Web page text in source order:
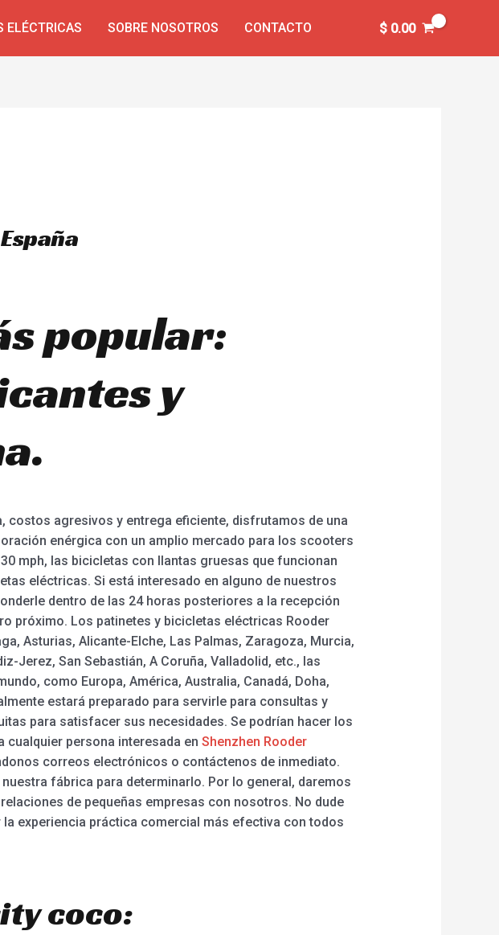
ELÉCTRICAS SOBRE NOSOTROS CONTACTO $0.00
popular:
y
costos agresivos y entrega eficiente, disfrutamos de una
enérgica con un amplio mercado para los scooters
mph, las bicicletas con llantas gruesas que funcionan
eléctricas. Si está interesado en alguno de nuestros
dentro de las 24 horas posteriores a la recepción
próximo. Los patinetes y bicicletas eléctricas Rooder
Asturias, Alicante-Elche, Las Palmas, Zaragoza, Murcia,
Jerez, San Sebastián, A Coruña, Valladolid, etc., las
como Europa, América, Australia, Canadá, Doha,
estará preparado para servirle para consultas y
para satisfacer sus necesidades. Se podrían hacer los
persona interesada en Shenzhen Rooder
correos electrónicos o contáctenos de inmediato.
fábrica para determinarlo. Por lo general, daremos
de pequeñas empresas con nosotros. No dude
experiencia práctica comercial más efectiva con todos
coco: